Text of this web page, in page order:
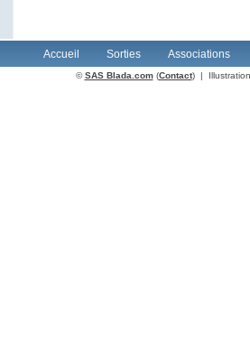
Accueil Sorties Associations
©SAS Blada.com(Contact) |